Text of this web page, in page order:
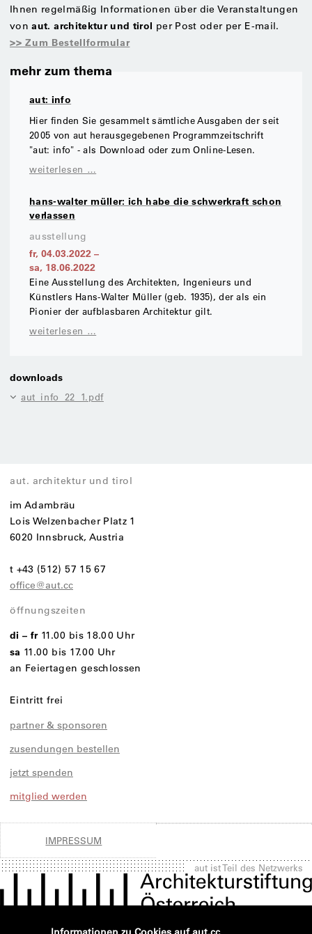
Ihnen regelmäßig Informationen über die Veranstaltungen
vonaut. architektur und tirol per Post oder per E-mail.
>> Zum Bestellformular
mehr zum thema
aut: info
Hier finden Sie gesammelt sämtliche Ausgaben der seit
2005 von aut herausgegebenen Programmzeitschrift
"aut: info" - als Download oder zum Online-Lesen.
weiterlesen …
hans-walter müller: ich habe die schwerkraft schon
verlassen
ausstellung
fr, 04.03.2022 –
sa, 18.06.2022
Eine Ausstellung des Architekten, Ingenieurs und
Künstlers Hans-Walter Müller (geb. 1935), der als ein
Pionier der aufblasbaren Architektur gilt.
weiterlesen …
downloads
aut_info_22_1.pdf
aut. architektur und tirol
im Adambräu
Lois Welzenbacher Platz 1
6020 Innsbruck, Austria
t +43 (512) 57 15 67
office@aut.cc
öffnungszeiten
di – fr 11.00 bis 18.00 Uhr
sa 11.00 bis 17.00 Uhr
an Feiertagen geschlossen
Eintritt frei
partner & sponsoren
zusendungen bestellen
jetzt spenden
mitglied werden
IMPRESSUM
aut ist Teil des Netzwerks